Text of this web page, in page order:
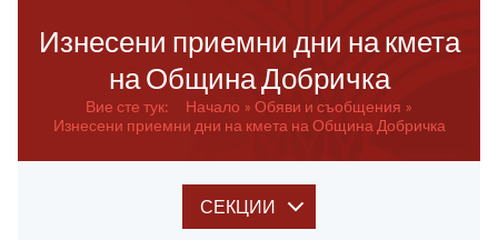
Изнесени приемни дни на кмета
на Община Добричка
Вие сте тук: Начало
Обяви и съобщения
Изнесени приемни дни на кмета на Община Добричка
СЕКЦИИ